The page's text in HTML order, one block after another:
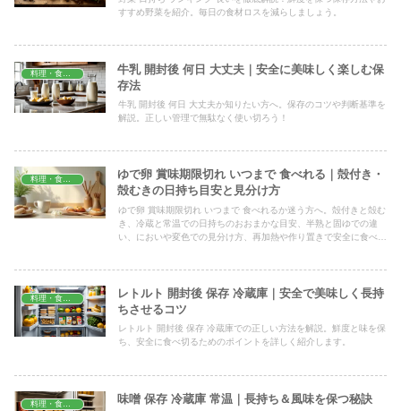
すすめ野菜を紹介。毎日の食材ロスを減らしましょう。
牛乳 開封後 何日 大丈夫｜安全に美味しく楽しむ保
存法
牛乳 開封後 何日 大丈夫か知りたい方へ。保存のコツや判断基準を
解説。正しい管理で無駄なく使い切ろう！
ゆで卵 賞味期限切れ いつまで 食べれる｜殻付き・
殻むきの日持ち目安と見分け方
ゆで卵 賞味期限切れ いつまで 食べれるか迷う方へ。殻付きと殻む
き、冷蔵と常温での日持ちのおおまかな目安、半熟と固ゆでの違
い、においや変色での見分け方、再加熱や作り置きで安全に食べる
レトルト 開封後 保存 冷蔵庫｜安全で美味しく長持
ちさせるコツ
レトルト 開封後 保存 冷蔵庫での正しい方法を解説。鮮度と味を保
ち、安全に食べ切るためのポイントを詳しく紹介します。
味噌 保存 冷蔵庫 常温｜長持ち＆風味を保つ秘訣